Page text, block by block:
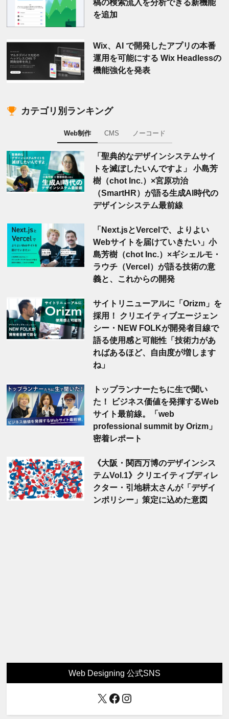
を追加
Wix、AI で開発したアプリの本番
運用を可能にする Wix Headlessの
機能強化を発表
カテゴリ別ランキング
Web制作 CMS ノーコード
「聖典的なデザインシステムサイ
トを滅ぼしたいんですよ」 小島芳
樹（chot Inc.）×宮原功治
（SmartHR）が語る生成AI時代の
デザインシステム最前線
「Next.jsとVercelで、よりよい
Webサイトを届けていきたい」小
島芳樹（chot Inc.）×ギシェルモ・
ラウチ（Vercel）が語る技術の意
義と、これからの開発
サイトリニューアルに「Orizm」を
採用！ クリエイティブエージェン
シー・NEW FOLKが開発者目線で
語る使用感と可能性「技術力があ
ればあるほど、自由度が増します
ね」
トップランナーたちに生で聞い
た！ ビジネス価値を発揮するWeb
サイト最前線。「web
professional summit by Orizm」
密着レポート
《大阪・関西万博のデザインシス
テムVol.1》クリエイティブディレ
クター・引地耕太さんが「デザイ
ンポリシー」策定に込めた意図
Web Designing 公式SNS
X Facebook
Instagram